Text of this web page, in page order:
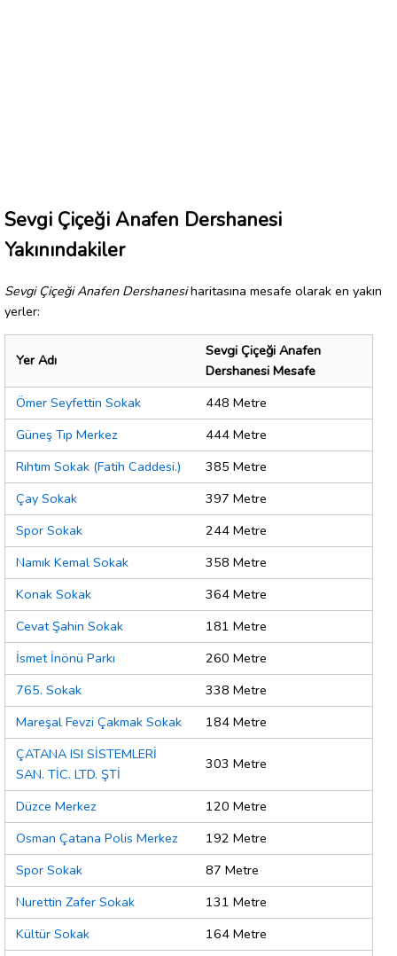
Sevgi Çiçeği Anafen Dershanesi
Yakınındakiler
Sevgi Çiçeği Anafen Dershanesiharitasına mesafe olarak en yakın
yerler:
Yer Adı
Sevgi Çiçeği Anafen
Dershanesi Mesafe
Ömer Seyfettin Sokak
448 Metre
Güneş Tıp Merkez
444 Metre
Rıhtım Sokak (Fatih Caddesi.)
385 Metre
Çay Sokak
397 Metre
Spor Sokak
244 Metre
Namık Kemal Sokak
358 Metre
Konak Sokak
364 Metre
Cevat Şahin Sokak
181 Metre
İsmet İnönü Parkı
260 Metre
765. Sokak
338 Metre
Mareşal Fevzi Çakmak Sokak
184 Metre
ÇATANA ISI SİSTEMLERİ
SAN. TİC. LTD. ŞTİ
303 Metre
Düzce Merkez
120 Metre
Osman Çatana Polis Merkez
192 Metre
Spor Sokak
87 Metre
Nurettin Zafer Sokak
131 Metre
Kültür Sokak
164 Metre